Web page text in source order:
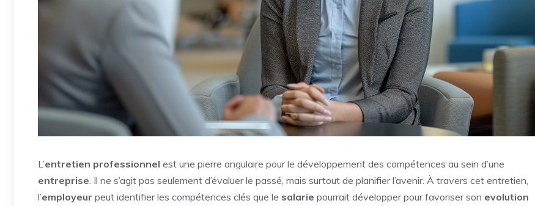
L’entretien professionnel est une pierre angulaire pour le développement des compétences au sein d’une
entreprise . Il ne s’agit pas seulement d’évaluer le passé, mais surtout de planifier l’avenir. À travers cet entretien,
l’employeur peut identifier les compétences clés que le salarie pourrait développer pour favoriser son evolution